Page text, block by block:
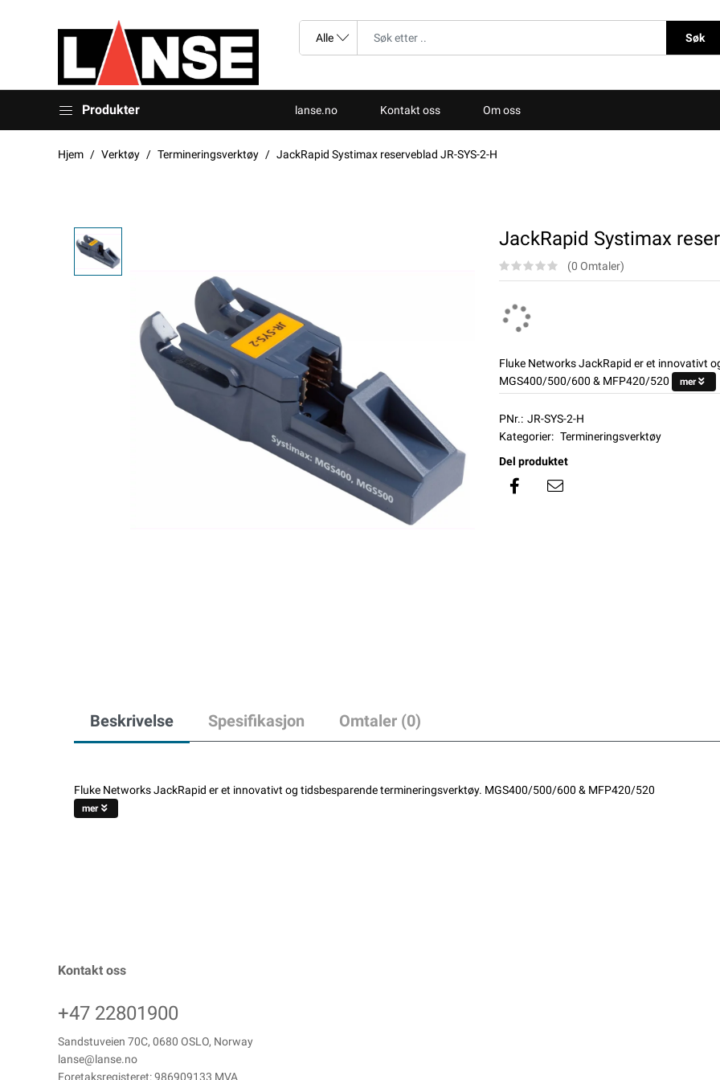
Søk
Produkter lanse.no Kontakt oss Om oss
Hjem Verktøy Termineringsverktøy JackRapid Systimax reserveblad JR-SYS-2-H
JackRapid Systimax
(0 Omtaler)
Fluke Networks JackRapid er et innovativt
MGS400/500/600 & MFP420/520
mer
PNr.: JR-SYS-2-H
Kategorier: Termineringsverktøy
Del produktet
Beskrivelse Spesifikasjon Omtaler (0)
Fluke Networks JackRapid er et innovativt og tidsbesparende termineringsverktøy. MGS400/500/600 & MFP420/520
mer
Kontakt oss
+47 22801900
Sandstuveien 70C, 0680 OSLO, Norway
lanse@lanse.no
Foretaksregisteret: 986909133 MVA